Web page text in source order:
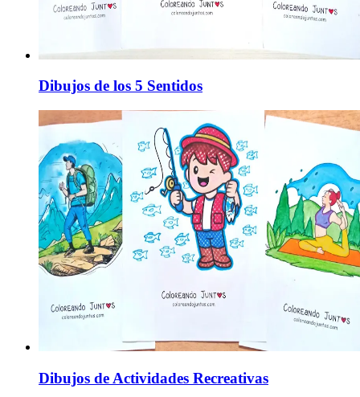
Dibujos de los 5 Sentidos
Dibujos de Actividades Recreativas